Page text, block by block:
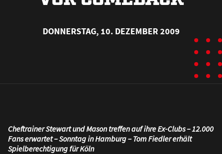
DONNERSTAG, 10. DEZEMBER 2009
Cheftrainer Stewart und Mason treffen auf ihre Ex-Clubs – 12.000
Fans erwartet – Sonntag in Hamburg – Tom Fiedler erhält
Spielberechtigung für Köln